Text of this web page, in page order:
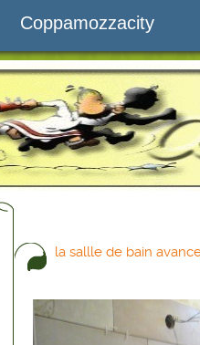
Coppamozzacity
la sallle de bain